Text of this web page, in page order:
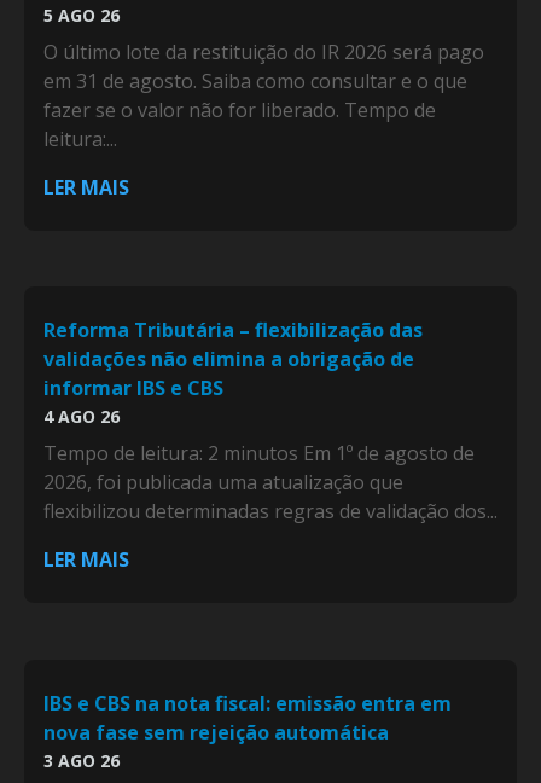
5 AGO 26
O último lote da restituição do IR 2026 será pago
em 31 de agosto. Saiba como consultar e o que
fazer se o valor não for liberado. Tempo de
leitura:...
LER MAIS
Reforma Tributária – flexibilização das
validações não elimina a obrigação de
informar IBS e CBS
4 AGO 26
Tempo de leitura: 2 minutos Em 1º de agosto de
2026, foi publicada uma atualização que
flexibilizou determinadas regras de validação dos...
LER MAIS
IBS e CBS na nota fiscal: emissão entra em
nova fase sem rejeição automática
3 AGO 26